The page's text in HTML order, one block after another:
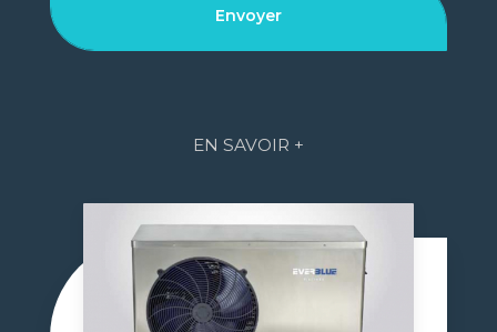
EN SAVOIR +